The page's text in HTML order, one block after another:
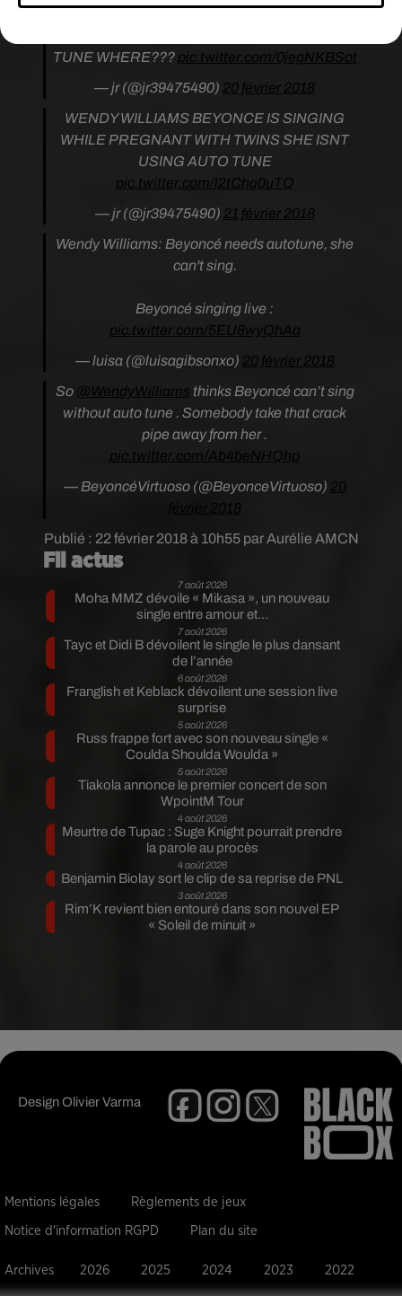
Publié : 22 février 2018 à 10h55 par Aurélie AMCN
— girl posts (@girlposts)21 février 2018
TUNE WHERE??? pic.twitter.com/0jegNKBSot
— jr (@jr39475490) 20 février 2018
WENDY WILLIAMS BEYONCE IS SINGING
WHILE PREGNANT WITH TWINS SHE ISNT
USING AUTO TUNE
pic.twitter.com/l2tChg0uTQ
— jr (@jr39475490) 21 février 2018
Wendy Williams: Beyoncé needs autotune, she
can't sing.
Beyoncé singing live :
pic.twitter.com/5EU8wyQhAa
— luisa (@luisagibsonxo) 20 février 2018
So @WendyWilliams thinks Beyoncé can’t sing
without auto tune . Somebody take that crack
pipe away from her .
pic.twitter.com/Ab4beNHQhp
— BeyoncéVirtuoso (@BeyonceVirtuoso) 20
Fil actus
7 août 2026
Moha MMZ dévoile « Mikasa », un nouveau
single entre amour et...
7 août 2026
Tayc et Didi B dévoilent le single le plus dansant
de l’année
6 août 2026
Franglish et Keblack dévoilent une session live
surprise
5 août 2026
Russ frappe fort avec son nouveau single «
Coulda Shoulda Woulda »
5 août 2026
Tiakola annonce le premier concert de son
WpointM Tour
4 août 2026
Meurtre de Tupac : Suge Knight pourrait prendre
la parole au procès
4 août 2026
Benjamin Biolay sort le clip de sa reprise de PNL
3 août 2026
Rim’K revient bien entouré dans son nouvel EP
« Soleil de minuit »
DesignOlivier Varma
Mentions légales Règlements de jeux
Notice d'information RGPD Plan du site
Archives 2026 2025 2024 2023 2022